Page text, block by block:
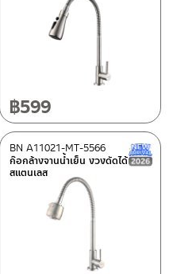
฿599
New Arrival สินค้าใหม่ ปี 2026
ก๊อกล้างจานน้ำเย็น งวงดัดได้
สแตนเลส
BN A11021-MT-5566